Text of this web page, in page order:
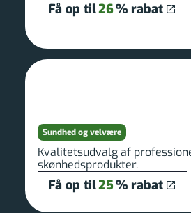
Få op til26% rabat
Sundhed og velvære
Kvalitetsudvalg af
skønhedsprodukter.
Få op til25% rabat